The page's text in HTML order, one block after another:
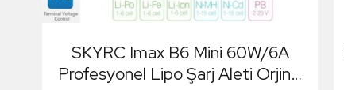
SKYRC Imax B6 Mini 60W/6A
Profesyonel Lipo Şarj Aleti Orjinal